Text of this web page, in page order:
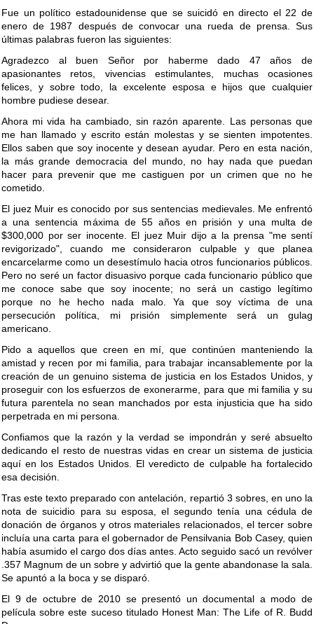
Fue un político estadounidense que se suicidó en directo el 22 de
enero de 1987 después de convocar una rueda de prensa. Sus
últimas palabras fueron las siguientes:
Agradezco al buen Señor por haberme dado 47 años de
apasionantes retos, vivencias estimulantes, muchas ocasiones
felices, y sobre todo, la excelente esposa e hijos que cualquier
hombre pudiese desear.
Ahora mi vida ha cambiado, sin razón aparente. Las personas que
me han llamado y escrito están molestas y se sienten impotentes.
Ellos saben que soy inocente y desean ayudar. Pero en esta nación,
la más grande democracia del mundo, no hay nada que puedan
hacer para prevenir que me castiguen por un crimen que no he
cometido.
El juez Muir es conocido por sus sentencias medievales. Me enfrentó
a una sentencia máxima de 55 años en prisión y una multa de
$300,000 por ser inocente. El juez Muir dijo a la prensa "me sentí
revigorizado", cuando me consideraron culpable y que planea
encarcelarme como un desestímulo hacia otros funcionarios públicos.
Pero no seré un factor disuasivo porque cada funcionario público que
me conoce sabe que soy inocente; no será un castigo legítimo
porque no he hecho nada malo. Ya que soy víctima de una
persecución política, mi prisión simplemente será un gulag
americano.
Pido a aquellos que creen en mí, que continúen manteniendo la
amistad y recen por mi familia, para trabajar incansablemente por la
creación de un genuino sistema de justicia en los Estados Unidos, y
proseguir con los esfuerzos de exonerarme, para que mi familia y su
futura parentela no sean manchados por esta injusticia que ha sido
perpetrada en mi persona.
Confiamos que la razón y la verdad se impondrán y seré absuelto
dedicando el resto de nuestras vidas en crear un sistema de justicia
aquí en los Estados Unidos. El veredicto de culpable ha fortalecido
esa decisión.
Tras este texto preparado con antelación, repartió 3 sobres, en uno la
nota de suicidio para su esposa, el segundo tenía una cédula de
donación de órganos y otros materiales relacionados, el tercer sobre
incluía una carta para el gobernador de Pensilvania Bob Casey, quien
había asumido el cargo dos días antes. Acto seguido sacó un revólver
.357 Magnum de un sobre y advirtió que la gente abandonase la sala.
Se apuntó a la boca y se disparó.
El 9 de octubre de 2010 se presentó un documental a modo de
película sobre este suceso titulado Honest Man: The Life of R. Budd